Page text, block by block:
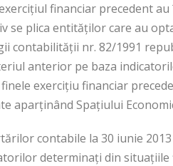
financiar precedent
se plica entităţilor care au
contabilităţii nr. 82/1991
anterior pe baza
exerciţiu financiar
aparţinând Spaţiului
contabile la 30 iunie
determinaţi din